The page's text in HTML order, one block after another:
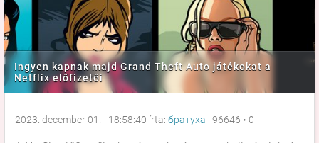
Ingyen kapnak majd Grand Theft Auto játékokat a
Netflix előfizetői
2023. december 01. - 18:58:40 írta: братуха | 96646 • 0